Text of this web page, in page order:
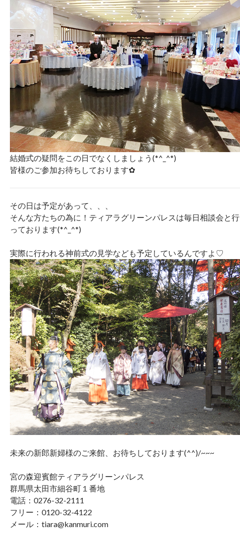
結婚式の疑問をこの日でなくしましょう(*^_^*)
皆様のご参加お待ちしております✿
その日は予定があって、、、
そんな方たちの為に！ティアラグリーンパレスは毎日相談会と行
っております(*^_^*)
実際に行われる神前式の見学なども予定しているんですよ♡
未来の新郎新婦様のご来館、お待ちしております(^^)/~~~
宮の森迎賓館ティアラグリーンパレス
群馬県太田市細谷町１番地
電話：0276-32-2111
フリー：0120-32-4122
メール：tiara@kanmuri.com